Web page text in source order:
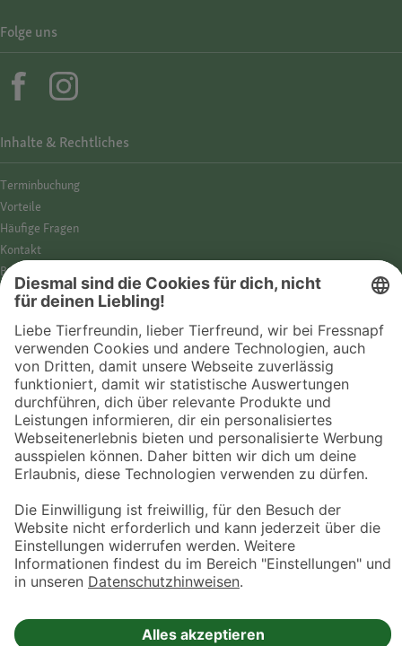
© 2026 Fressnapf Tiernahrungs GmbH
Westpreußenstraße 32-38
47809 Krefeld
Inhalte & Rechtliches
Termin­buchung
Vorteile
Häufige Fragen
Kontakt
Barrierefreiheit
Impressum
Cookies
AGB
Entdecke Fressnapf
Tierversicherung
GPS-Tracker
Fressnapf Salon
Online-Shop
Folge uns